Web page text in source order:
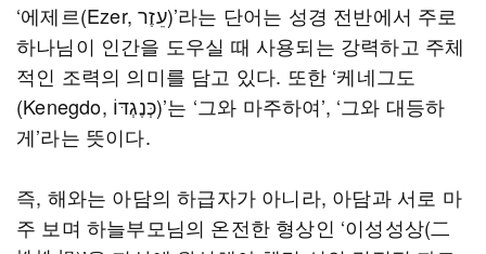
‘에제르(Ezer, עֵזֶר)’라는 단어는 성경 전반에서 주로
하나님이 인간을 도우실 때 사용되는 강력하고 주체
적인 조력의 의미를 담고 있다. 또한 ‘케네그도
(Kenegdo, כְּנֶגְדּוֹ)’는 ‘그와 마주하여’, ‘그와 대등하
게’라는 뜻이다.
즉, 해와는 아담의 하급자가 아니라, 아담과 서로 마
주 보며 하늘부모님의 온전한 형상인 ‘이성성상(二